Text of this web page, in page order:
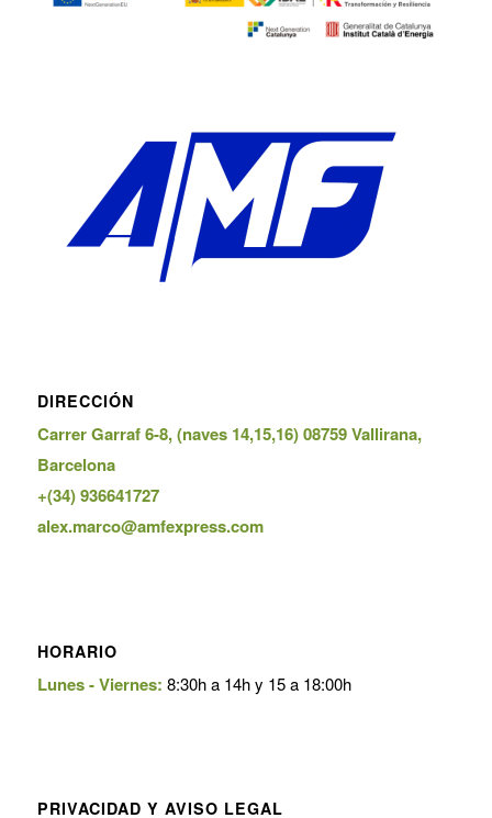
DIRECCIÓN
Carrer Garraf 6-8, (naves 14,15,16) 08759 Vallirana,
Barcelona
+(34) 936641727
alex.marco@amfexpress.com
HORARIO
Lunes - Viernes: 8:30h a 14h y 15 a 18:00h
PRIVACIDAD Y AVISO LEGAL